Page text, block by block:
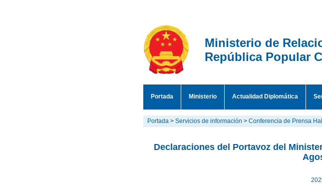
Ministerio de
República Popular
Portada Ministerio Actualidad Diplomática
Portada > Servicios de información > Conferencia de Prensa
Declaraciones del Portavoz del